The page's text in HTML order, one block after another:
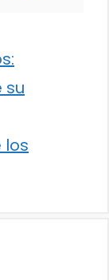
su
los